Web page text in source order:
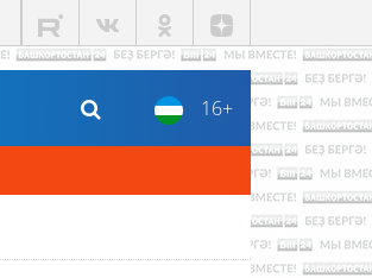
16+